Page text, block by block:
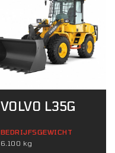
VOLVO L35G
BEDRIJFSGEWICHT
6.100 kg